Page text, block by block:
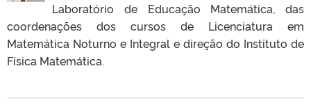
Laboratório de Educação Matemática, das
coordenações dos cursos de Licenciatura em
Matemática Noturno e Integral e direção do Instituto de
Física Matemática.